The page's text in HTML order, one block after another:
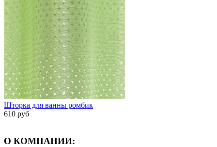
Шторка для ванны ромбик
610 руб
О КОМПАНИИ: